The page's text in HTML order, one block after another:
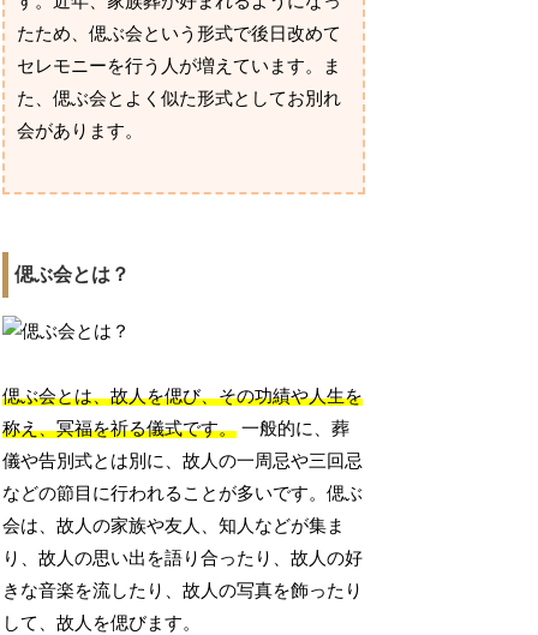
たため、偲ぶ会という形式で後日改めて
セレモニーを行う人が増えています。ま
た、偲ぶ会とよく似た形式としてお別れ
会があります。
偲ぶ会とは？
偲ぶ会とは、故人を偲び、その功績や人生を
称え、冥福を祈る儀式です。 一般的に、葬
儀や告別式とは別に、故人の一周忌や三回忌
などの節目に行われることが多いです。偲ぶ
会は、故人の家族や友人、知人などが集ま
り、故人の思い出を語り合ったり、故人の好
きな音楽を流したり、故人の写真を飾ったり
して、故人を偲びます。